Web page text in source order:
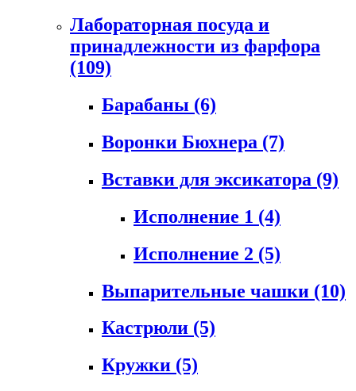
Лабораторная посуда и
принадлежности из фарфора
(109)
Барабаны (6)
Воронки Бюхнера (7)
Вставки для эксикатора (9)
Исполнение 1 (4)
Исполнение 2 (5)
Выпарительные чашки (10)
Кастрюли (5)
Кружки (5)